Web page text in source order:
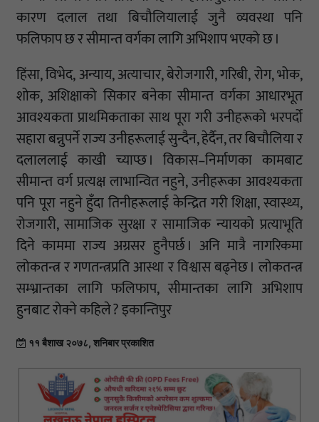
कारण दलाल तथा बिचौलियालाई जुनै व्यवस्था पनि
फलिफाप छ र सीमान्त वर्गका लागि अभिशाप भएको छ ।
हिंसा, विभेद, अन्याय, अत्याचार, बेरोजगारी, गरिबी, रोग, भोक,
शोक, अशिक्षाको सिकार बनेका सीमान्त वर्गका आधारभूत
आवश्यकता प्राथमिकताका साथ पूरा गरी उनीहरूको भरपर्दो
सहारा बन्नुपर्ने राज्य उनीहरूलाई सुन्दैन, हेर्दैन, तर बिचौलिया र
दलाललाई काखी च्याप्छ । विकास–निर्माणका कामबाट
सीमान्त वर्ग प्रत्यक्ष लाभान्वित नहुने, उनीहरूका आवश्यकता
पनि पूरा नहुने हुँदा तिनीहरूलाई केन्द्रित गरी शिक्षा, स्वास्थ्य,
रोजगारी, सामाजिक सुरक्षा र सामाजिक न्यायको प्रत्याभूति
दिने काममा राज्य अग्रसर हुनैपर्छ । अनि मात्रै नागरिकमा
लोकतन्त्र र गणतन्त्रप्रति आस्था र विश्वास बढ्नेछ । लोकतन्त्र
सम्भ्रान्तका लागि फलिफाप, सीमान्तका लागि अभिशाप
हुनबाट रोक्ने कहिले ? इकान्तिपुर
११ बैशाख २०७८, शनिबार प्रकाशित